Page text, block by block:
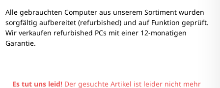
Alle gebrauchten Computer aus unserem Sortiment wurden
sorgfältig aufbereitet (refurbished) und auf Funktion geprüft.
Wir verkaufen refurbished PCs mit einer 12-monatigen
Garantie.
Es tut uns leid!Der gesuchte Artikel ist leider nicht mehr